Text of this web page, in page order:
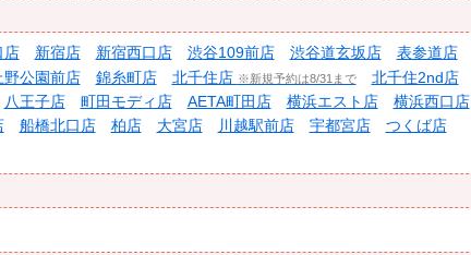
店 新宿店 新宿西口店 渋谷109前店 渋谷道玄坂店
表参道店
野公園前店
錦糸町店 北千住店 ※新規予約は8/31まで
北千住2nd店
八王子店
町田モディ店 AETA町田店 横浜エスト店
横浜西口店
船橋北口店 柏店 大宮店 川越駅前店 宇都宮店 つくば店